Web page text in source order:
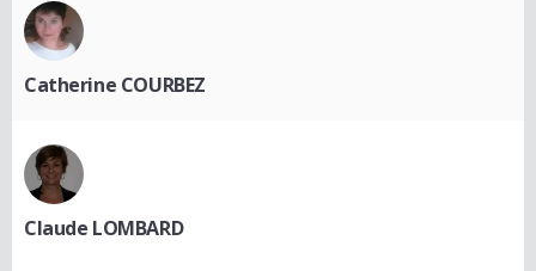
Catherine COURBEZ
Claude LOMBARD